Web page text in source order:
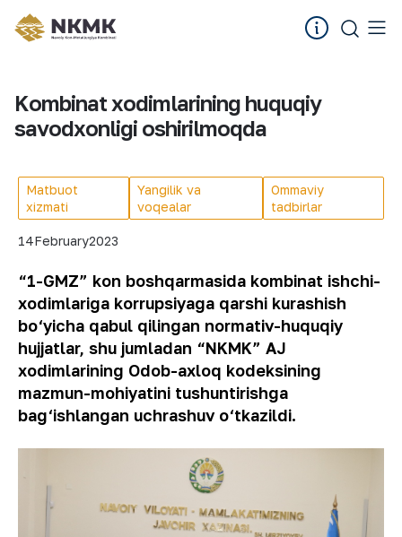
Kombinat xodimlarining huquqiy
savodxonligi oshirilmoqda
Matbuot
xizmati
Yangilik va
voqealar
Ommaviy
tadbirlar
14February2023
“1-GMZ” kon boshqarmasida kombinat ishchi-
xodimlariga korrupsiyaga qarshi kurashish
bo‘yicha qabul qilingan normativ-huquqiy
hujjatlar, shu jumladan “NKMK” AJ
xodimlarining Odob-axloq kodeksining
mazmun-mohiyatini tushuntirishga
bag‘ishlangan uchrashuv o‘tkazildi.